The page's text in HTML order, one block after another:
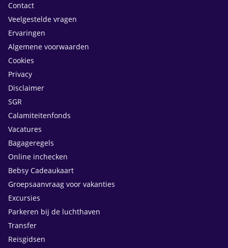
Contact
Veelgestelde vragen
Ervaringen
Algemene voorwaarden
Cookies
Privacy
Disclaimer
SGR
Calamiteitenfonds
Vacatures
Bagageregels
Online inchecken
Bebsy Cadeaukaart
Groepsaanvraag voor vakanties
Excursies
Parkeren bij de luchthaven
Transfer
Reisgidsen